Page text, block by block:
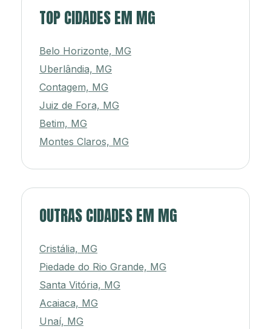
TOP CIDADES EM MG
Belo Horizonte, MG
Uberlândia, MG
Contagem, MG
Juiz de Fora, MG
Betim, MG
Montes Claros, MG
OUTRAS CIDADES EM MG
Cristália, MG
Piedade do Rio Grande, MG
Santa Vitória, MG
Acaiaca, MG
Unaí, MG